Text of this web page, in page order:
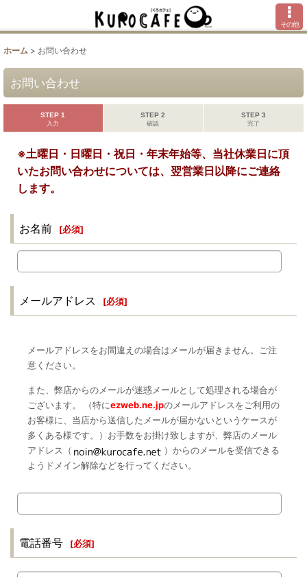
その他
ホーム > お問い合わせ
お問い合わせ
STEP 1
入力
STEP 2
確認
STEP 3
完了
※土曜日・日曜日・祝日・年末年始等、当社休業日に頂
いたお問い合わせについては、翌営業日以降にご連絡
します。
お名前 [必須]
メールアドレス [必須]
メールアドレスをお間違えの場合はメールが届きません。ご注
意ください。
また、弊店からのメールが迷惑メールとして処理される場合が
ございます。 （特にezweb.ne.jpのメールアドレスをご利用の
お客様に、当店から送信したメールが届かないというケースが
多くある様です。）お手数をお掛け致しますが、弊店のメール
アドレス（
）からのメールを受信できる
ようドメイン解除などを行ってください。
電話番号 [必須]